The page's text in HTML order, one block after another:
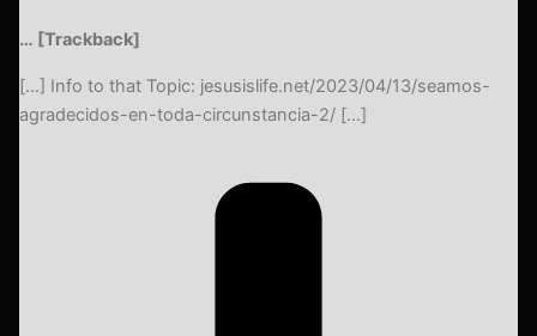
… [Trackback]
[…] Info to that Topic: jesusislife.net/2023/04/13/seamos-
agradecidos-en-toda-circunstancia-2/ […]